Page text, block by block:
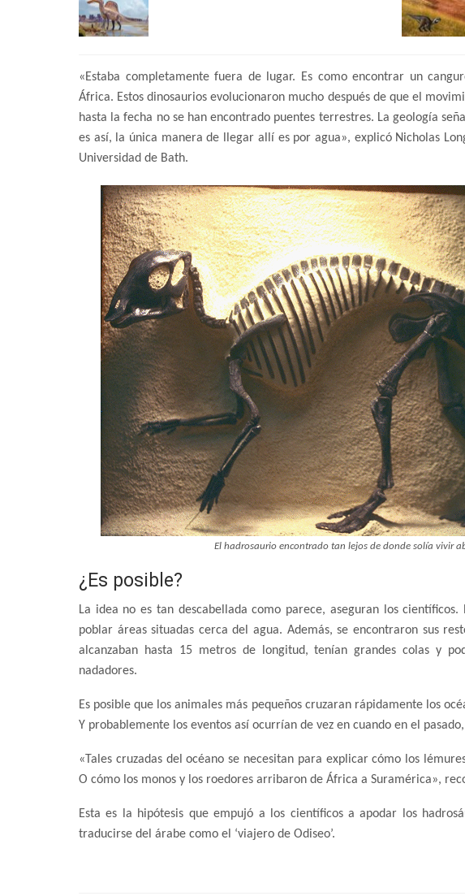
«Estaba completamente fuera de lugar. Es como encontrar un
África. Estos dinosaurios evolucionaron mucho después de que el
hasta la fecha no se han encontrado puentes terrestres. La geología
es así, la única manera de llegar allí es por agua», explicó Nicholas
Universidad de Bath.
El hadrosaurio encontrado tan lejos de donde solía vivir
¿Es posible?
La idea no es tan descabellada como parece, aseguran los
poblar áreas situadas cerca del agua. Además, se encontraron sus
alcanzaban hasta 15 metros de longitud, tenían grandes colas y
nadadores.
Es posible que los animales más pequeños cruzaran rápidamente los
Y probablemente los eventos así ocurrían de vez en cuando en el pasado,
«Tales cruzadas del océano se necesitan para explicar cómo los
O cómo los monos y los roedores arribaron de África a Suramérica»,
Esta es la hipótesis que empujó a los científicos a apodar los
traducirse del árabe como el ‘viajero de Odiseo’.